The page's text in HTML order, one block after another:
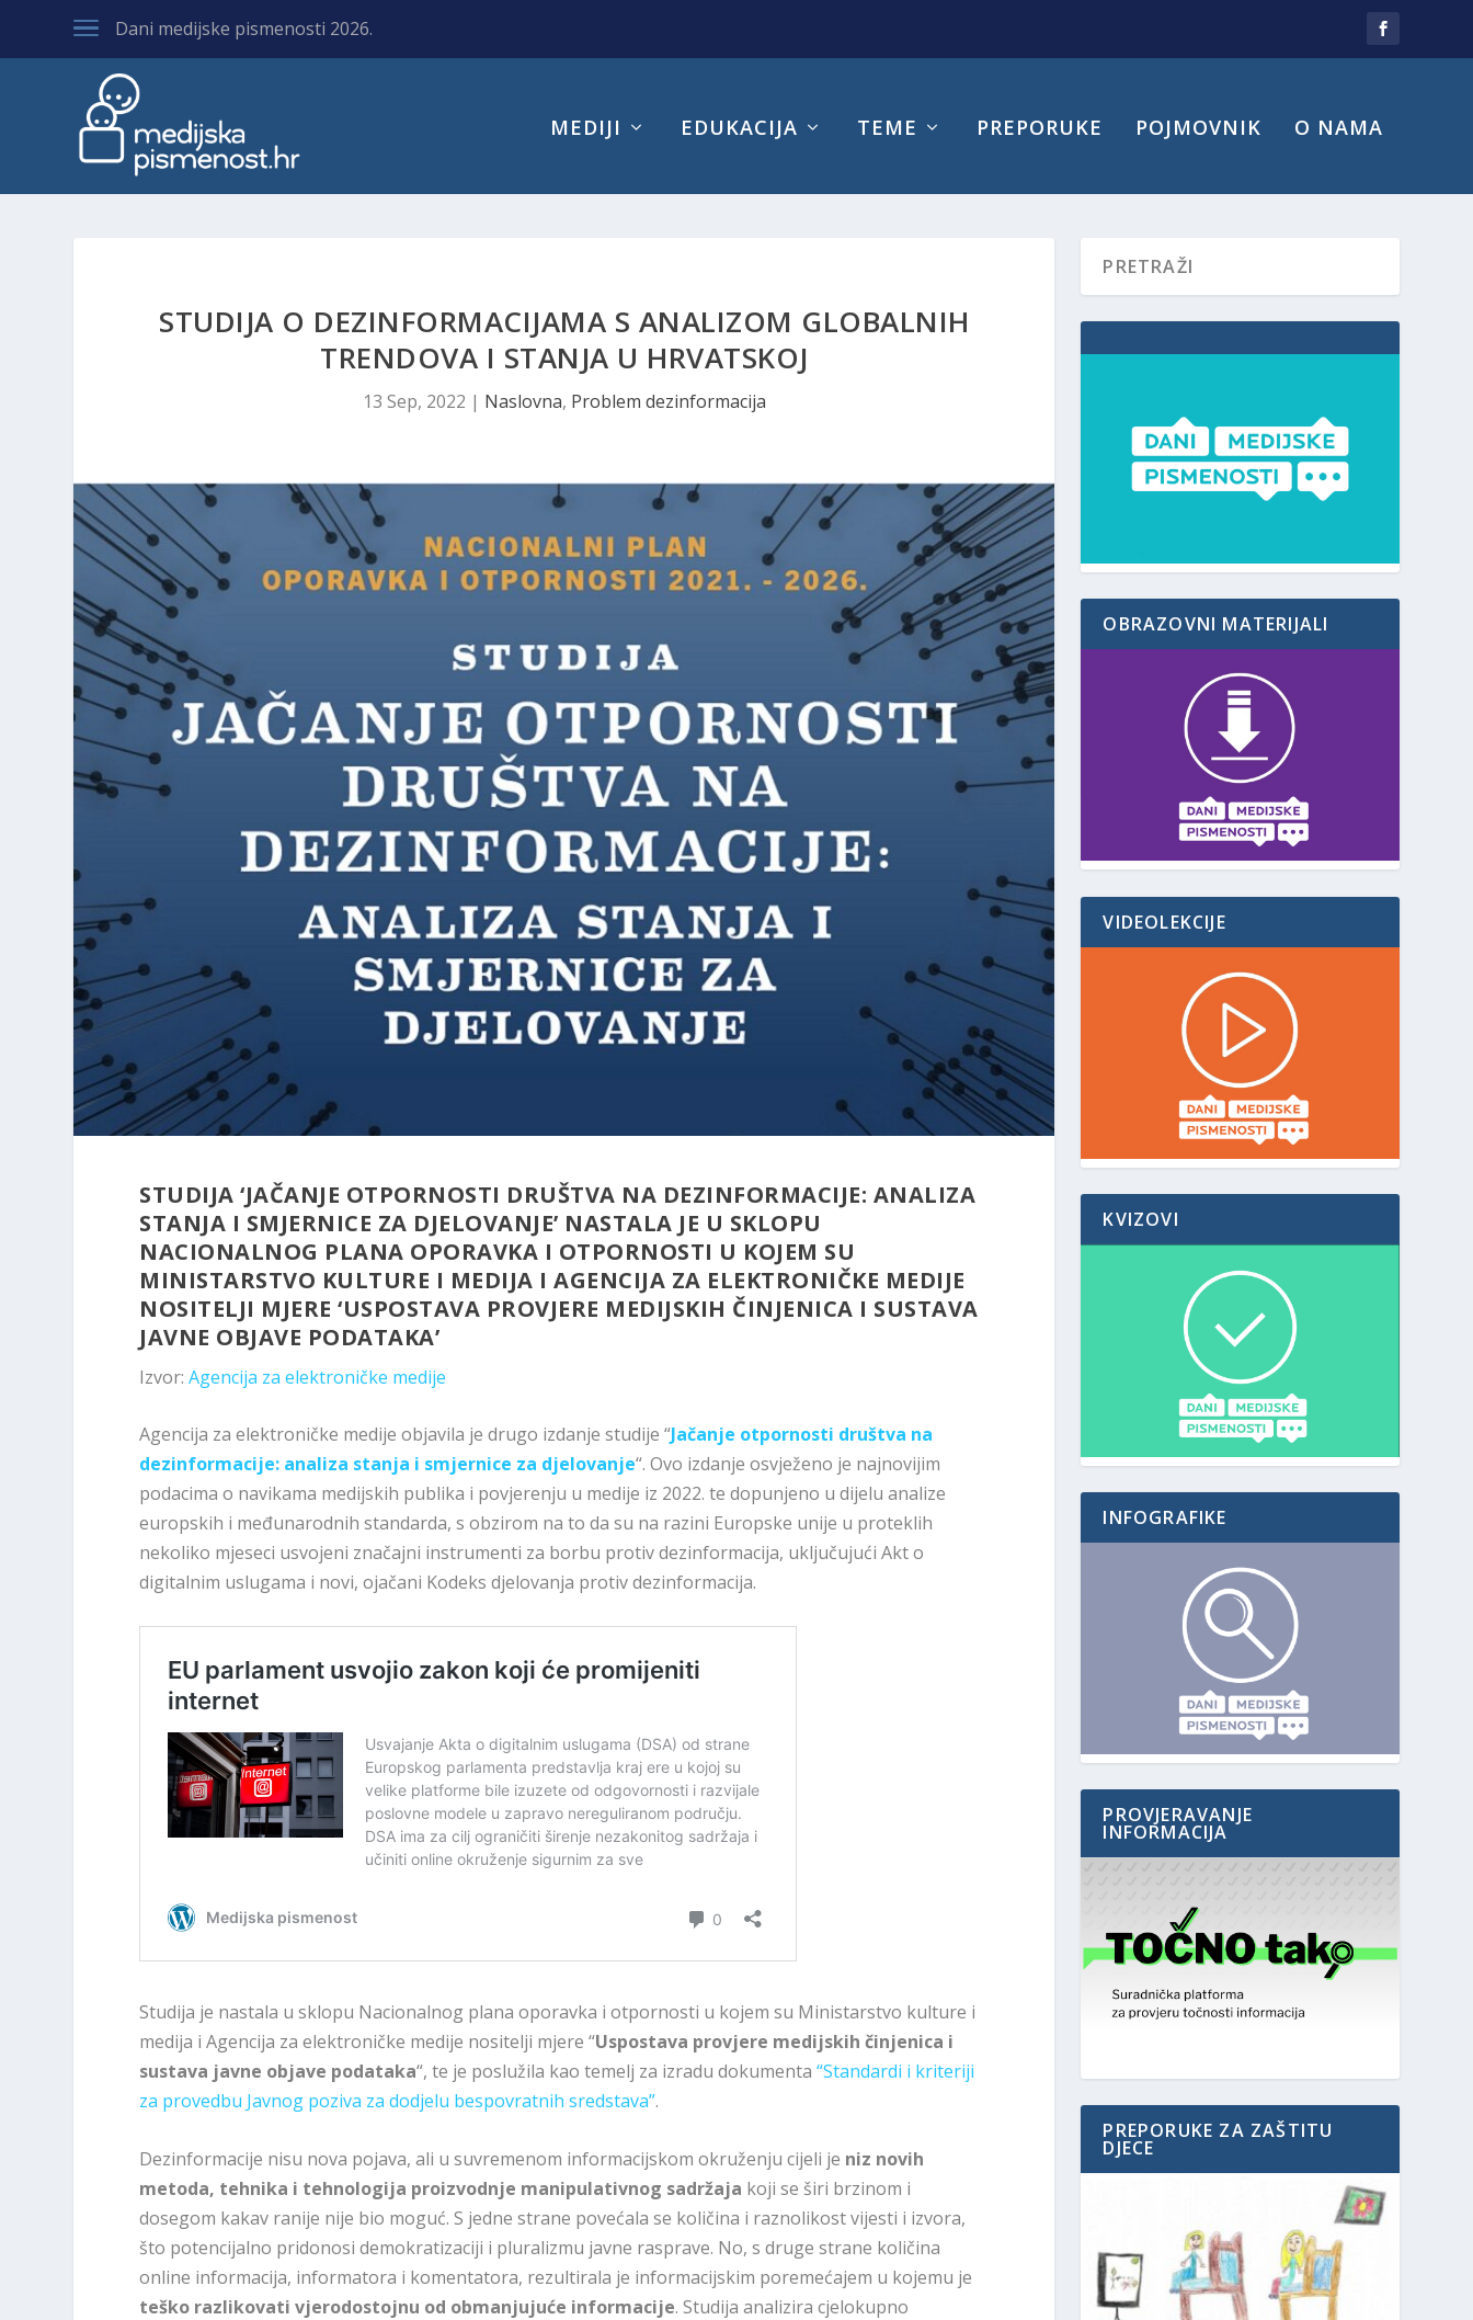
Dani medijske pismenosti 2026.
MEDIJI EDUKACIJA TEME PREPORUKE POJMOVNIK O NAMA
STUDIJA O DEZINFORMACIJAMA S ANALIZOM GLOBALNIH
TRENDOVA I STANJA U HRVATSKOJ
13 Sep, 2022 | Naslovna, Problem dezinformacija
STUDIJA ‘JAČANJE OTPORNOSTI DRUŠTVA NA DEZINFORMACIJE: ANALIZA
STANJA I SMJERNICE ZA DJELOVANJE’ NASTALA JE U SKLOPU
NACIONALNOG PLANA OPORAVKA I OTPORNOSTI U KOJEM SU
MINISTARSTVO KULTURE I MEDIJA I AGENCIJA ZA ELEKTRONIČKE MEDIJE
NOSITELJI MJERE ‘USPOSTAVA PROVJERE MEDIJSKIH ČINJENICA I SUSTAVA
JAVNE OBJAVE PODATAKA’
Izvor:Agencija za elektroničke medije
Agencija za elektroničke medije objavila je drugo izdanje studije “Jačanje otpornosti društva na
dezinformacije: analiza stanja i smjernice za djelovanje“. Ovo izdanje osvježeno je najnovijim
podacima o navikama medijskih publika i povjerenju u medije iz 2022. te dopunjeno u dijelu analize
europskih i međunarodnih standarda, s obzirom na to da su na razini Europske unije u proteklih
nekoliko mjeseci usvojeni značajni instrumenti za borbu protiv dezinformacija, uključujući Akt o
digitalnim uslugama i novi, ojačani Kodeks djelovanja protiv dezinformacija.
Studija je nastala u sklopu Nacionalnog plana oporavka i otpornosti u kojem su Ministarstvo kulture i
medija i Agencija za elektroničke medije nositelji mjere “Uspostava provjere medijskih činjenica i
sustava javne objave podataka“, te je poslužila kao temelj za izradu dokumenta“Standardi i kriteriji
za provedbu Javnog poziva za dodjelu bespovratnih sredstava”.
Dezinformacije nisu nova pojava, ali u suvremenom informacijskom okruženju cijeli je niz novih
metoda, tehnika i tehnologija proizvodnje manipulativnog sadržaja koji se širi brzinom i
dosegom kakav ranije nije bio moguć. S jedne strane povećala se količina i raznolikost vijesti i izvora,
što potencijalno pridonosi demokratizaciji i pluralizmu javne rasprave. No, s druge strane količina
online informacija, informatora i komentatora, rezultirala je informacijskim poremećajem u kojemu je
teško razlikovati vjerodostojnu od obmanjujuće informacije. Studija analizira cjelokupno
OBRAZOVNI MATERIJALI
VIDEOLEKCIJE
KVIZOVI
INFOGRAFIKE
PROVJERAVANJE
INFORMACIJA
PREPORUKE ZA ZAŠTITU
DJECE